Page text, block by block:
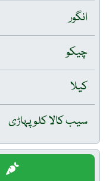
انگور
چیکو
کیلا
سیب کالا کلو پہاڑی